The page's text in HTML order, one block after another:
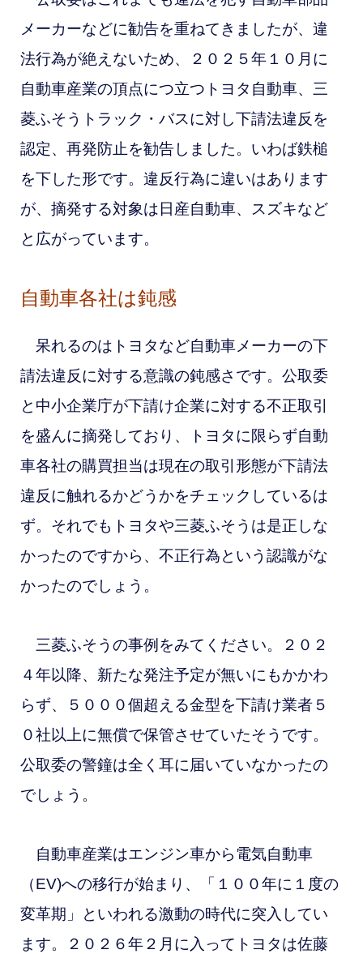
メーカーなどに勧告を重ねてきましたが、違
法行為が絶えないため、２０２５年１０月に
自動車産業の頂点につ立つトヨタ自動車、三
菱ふそうトラック・バスに対し下請法違反を
認定、再発防止を勧告しました。いわば鉄槌
を下した形です。違反行為に違いはあります
が、摘発する対象は日産自動車、スズキなど
と広がっています。
自動車各社は鈍感
呆れるのはトヨタなど自動車メーカーの下
請法違反に対する意識の鈍感さです。公取委
と中小企業庁が下請け企業に対する不正取引
を盛んに摘発しており、トヨタに限らず自動
車各社の購買担当は現在の取引形態が下請法
違反に触れるかどうかをチェックしているは
ず。それでもトヨタや三菱ふそうは是正しな
かったのですから、不正行為という認識がな
かったのでしょう。
三菱ふそうの事例をみてください。２０２
４年以降、新たな発注予定が無いにもかかわ
らず、５０００個超える金型を下請け業者５
０社以上に無償で保管させていたそうです。
公取委の警鐘は全く耳に届いていなかったの
でしょう。
自動車産業はエンジン車から電気自動車
（EV)への移行が始まり、「１００年に１度の
変革期」といわれる激動の時代に突入してい
ます。２０２６年２月に入ってトヨタは佐藤